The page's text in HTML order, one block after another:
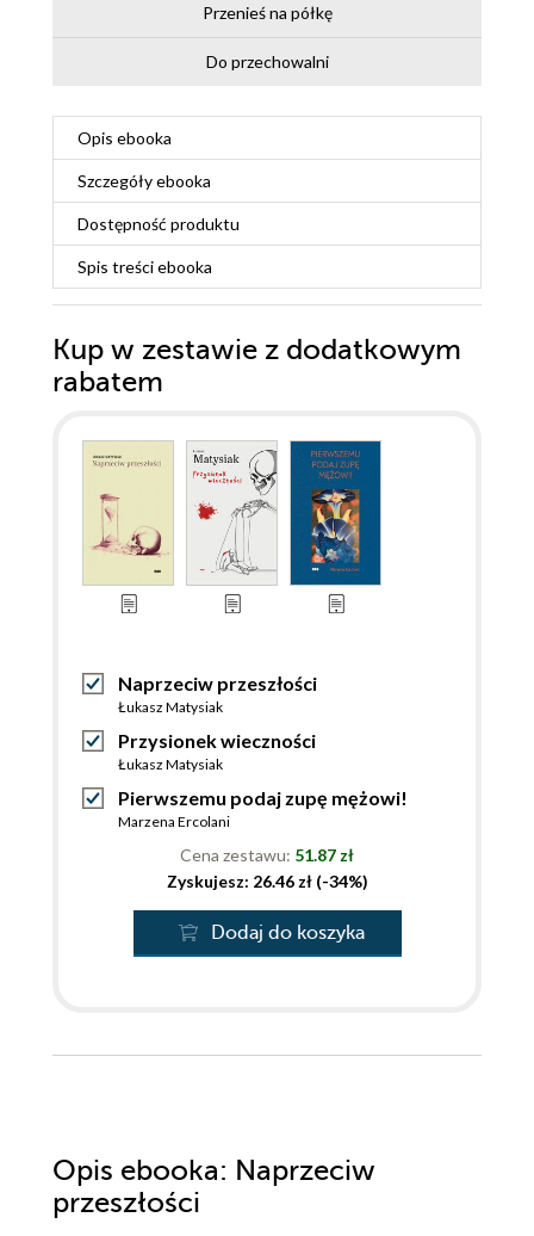
Przenieś na półkę
Do przechowalni
Opis ebooka
Szczegółyebooka
Dostępność produktu
Spis treściebooka
Kup w zestawie z dodatkowym
rabatem
Naprzeciw przeszłości
Łukasz Matysiak
Przysionek wieczności
Łukasz Matysiak
Pierwszemu podaj zupę mężowi!
Marzena Ercolani
Cena zestawu: 51.87 zł
Zyskujesz: 26.46 zł (-34%)
Dodaj do koszyka
Opis ebooka: Naprzeciw
przeszłości